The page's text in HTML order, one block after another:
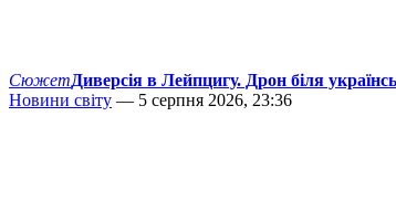
СюжетДиверсія в Лейпцигу. Дрон біля
Новини світу — 5 серпня 2026, 23:36